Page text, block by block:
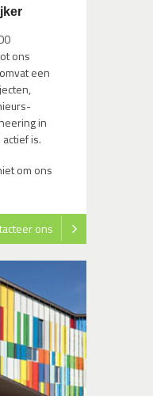
ons
een
in
is.
om ons
ons